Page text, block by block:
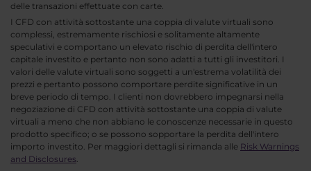
delle transazioni effettuate con carte.
I CFD con attività sottostante una coppia di valute virtuali sono
complessi, estremamente rischiosi e solitamente altamente
speculativi e comportano un elevato rischio di perdita dell'intero
capitale investito e pertanto non sono adatti a tutti gli investitori. I
valori delle valute virtuali sono soggetti a un'estrema volatilità dei
prezzi e pertanto possono comportare perdite significative in un
breve periodo di tempo. I clienti non dovrebbero impegnarsi nella
negoziazione di CFD con attività sottostante una coppia di valute
virtuali a meno che non abbiano le conoscenze necessarie in questo
prodotto specifico; o se possono sopportare la perdita dell'intero
importo investito. Per maggiori dettagli si rimanda alle Risk Warnings
and Disclosures.